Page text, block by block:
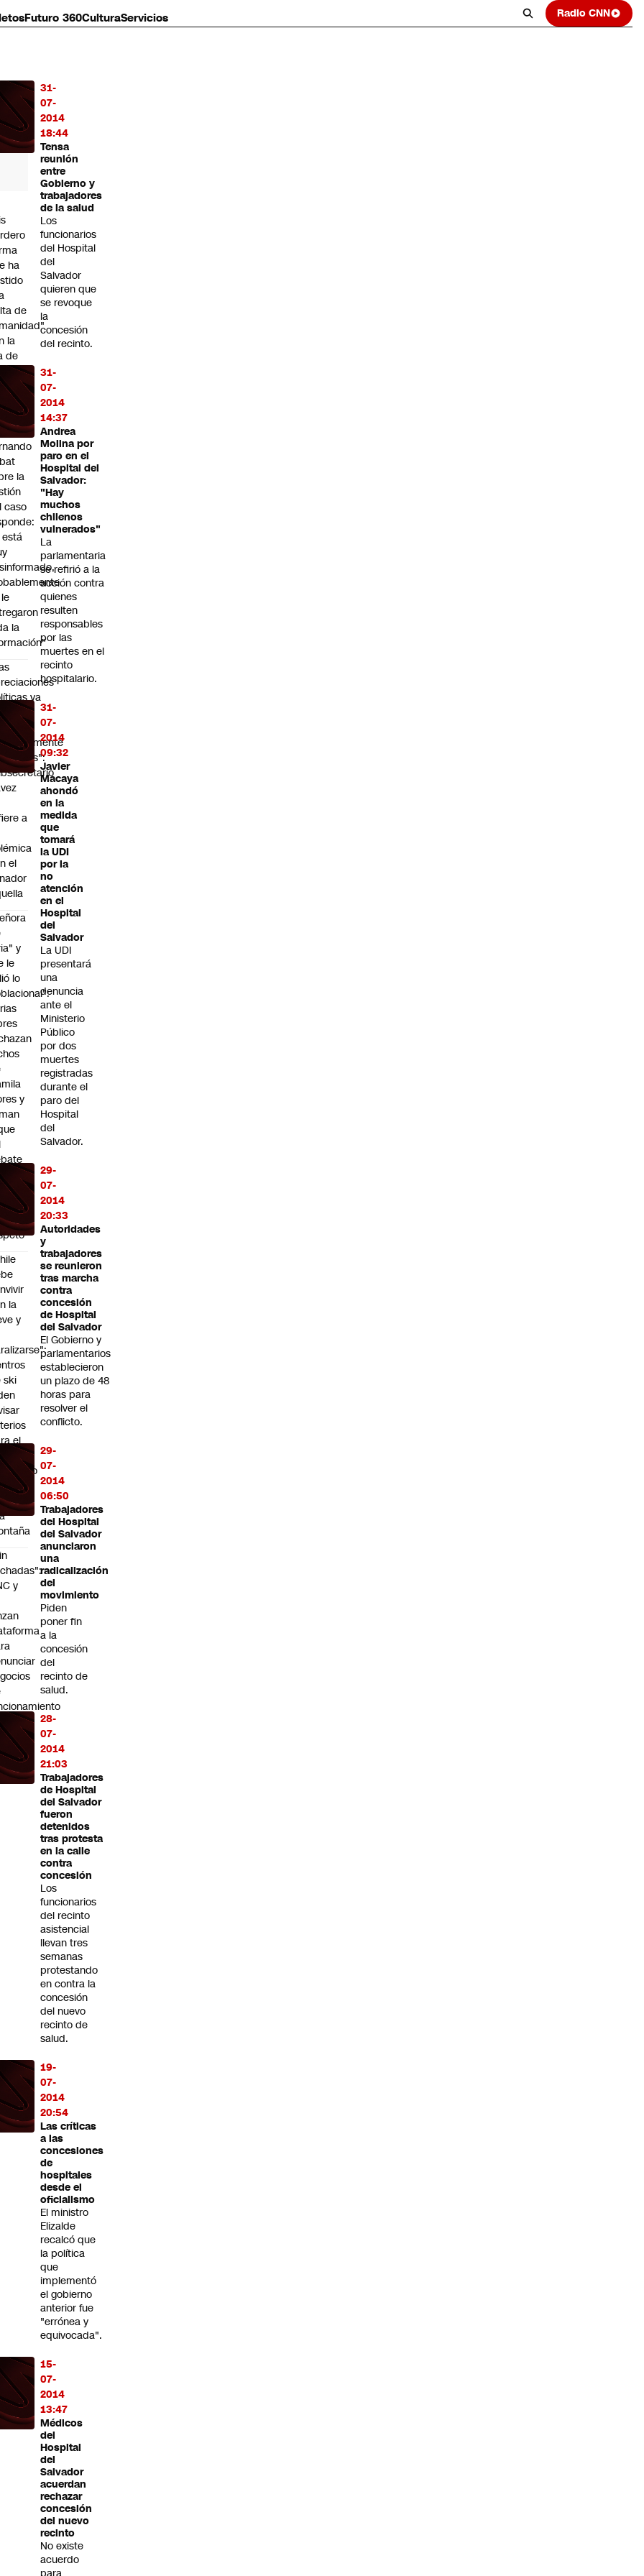
Futuro 360CulturaServicios Radio CNN
31-
07-
2014
18:44
Tensa
reunión
entre
Gobierno y
trabajadores
de la salud
Los
funcionarios
del Hospital
del
Salvador
quieren que
se revoque
la
concesión
del recinto.
31-
07-
2014
14:37
Andrea
Molina por
paro en el
Hospital del
Salvador:
"Hay
muchos
chilenos
vulnerados"
La
parlamentaria
se refirió a la
acción contra
quienes
resulten
responsables
por las
muertes en el
recinto
hospitalario.
31-
07-
2014
09:32
Javier
Macaya
ahondó
en la
medida
que
tomará
la UDI
por la
no
atención
en el
Hospital
del
Salvador
La UDI
presentará
una
denuncia
ante el
Ministerio
Público
por dos
muertes
registradas
durante el
paro del
Hospital
del
Salvador.
29-
07-
2014
20:33
Autoridades
y
trabajadores
se reunieron
tras marcha
contra
concesión
de Hospital
del Salvador
El Gobierno y
parlamentarios
establecieron
un plazo de 48
horas para
resolver el
conflicto.
29-
07-
2014
06:50
Trabajadores
del Hospital
del Salvador
anunciaron
una
radicalización
del
movimiento
Piden
poner fin
a la
concesión
del
recinto de
salud.
28-
07-
2014
21:03
Trabajadores
de Hospital
del Salvador
fueron
detenidos
tras protesta
en la calle
contra
concesión
Los
funcionarios
del recinto
asistencial
llevan tres
semanas
protestando
en contra la
concesión
del nuevo
recinto de
salud.
19-
07-
2014
20:54
Las críticas
a las
concesiones
de
hospitales
desde el
oficialismo
El ministro
Elizalde
recalcó que
la política
que
implementó
el gobierno
anterior fue
"errónea y
equivocada".
15-
07-
2014
13:47
Médicos
del
Hospital
del
Salvador
acuerdan
rechazar
concesión
del nuevo
recinto
No existe
acuerdo
ha
de
la
de
y
las
la
caso
está
la
ya
a
el
y
le
lo
y
la
y
ski
el
y